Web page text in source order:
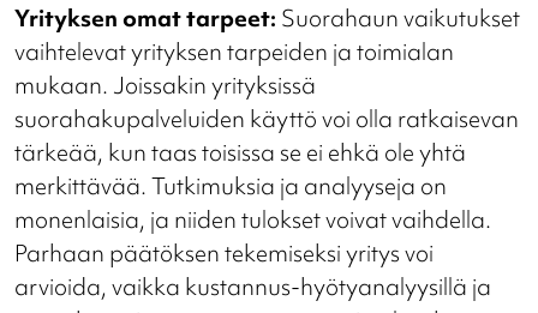
Yrityksen omat tarpeet: Suorahaun vaikutukset
vaihtelevat yrityksen tarpeiden ja toimialan
mukaan. Joissakin yrityksissä
suorahakupalveluiden käyttö voi olla ratkaisevan
tärkeää, kun taas toisissa se ei ehkä ole yhtä
merkittävää. Tutkimuksia ja analyyseja on
monenlaisia, ja niiden tulokset voivat vaihdella.
Parhaan päätöksen tekemiseksi yritys voi
arvioida, vaikka kustannus-hyötyanalyysillä ja